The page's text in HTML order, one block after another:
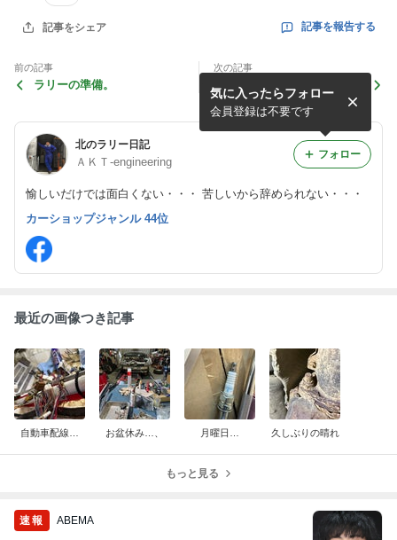
記事をシェア 記事を報告する
前の記事
ラリーの準備。
次の記事
北のラリー日記
ＡＫＴ-engineering
愉しいだけでは面白くない・・・ 苦しいから辞められない・・・
気に入ったらフォロー
会員登録は不要です
フォロー
カーショップジャンル 44位
最近の画像つき記事
自動車配線… お盆休み…、 月曜日… 久しぶりの晴れ
もっと見る
速報 ABEMA